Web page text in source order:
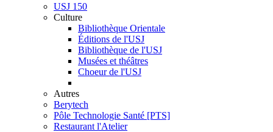
USJ 150
Culture
Bibliothèque Orientale
Éditions de l'USJ
Bibliothèque de l'USJ
Musées et théâtres
Choeur de l'USJ
Autres
Berytech
Pôle Technologie Santé [PTS]
Restaurant l'Atelier